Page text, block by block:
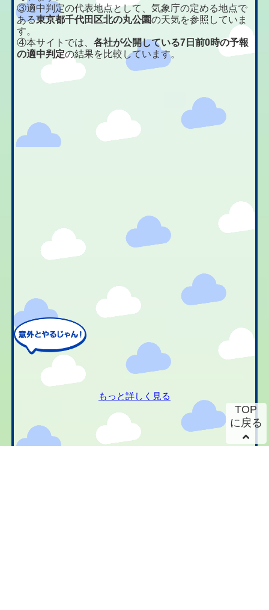
③適中判定の代表地点として、気象庁の定める地点で
ある東京都千代田区北の丸公園の天気を参照していま
す。
④本サイトでは、各社が公開している7日前0時の予報
の適中判定の結果を比較しています。
もっと詳しく見る
TOP
に戻る